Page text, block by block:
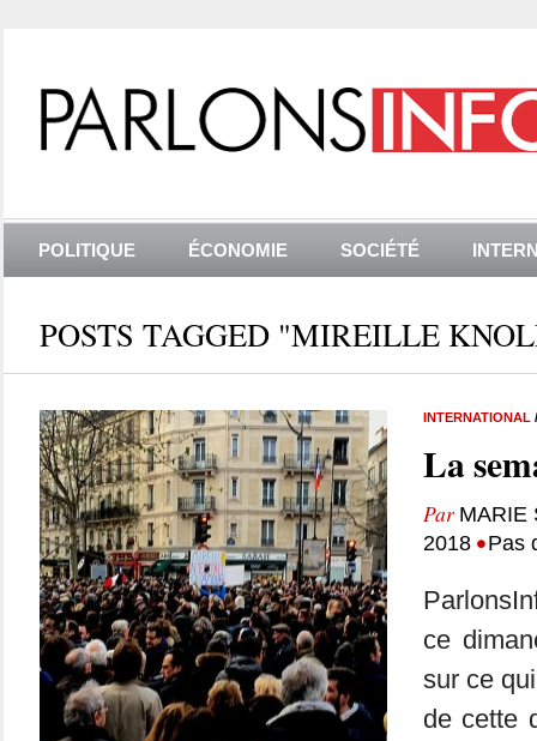
POLITIQUE ÉCONOMIE SOCIÉTÉ
POSTS TAGGED "MIREILLE
INTERNATIONAL
La
Par MARIE
2018 •Pas
ce
sur ce
de cette